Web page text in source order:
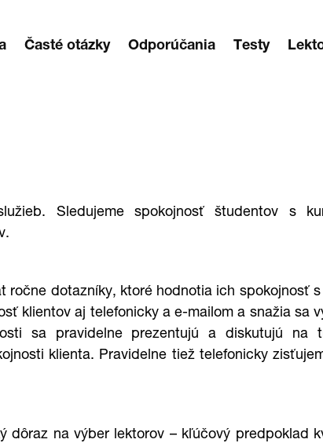
Časté otázky Odporúčania Testy
Sledujeme spokojnosť študentov s
dotazníky, ktoré hodnotia ich spokojnosť
klientov aj telefonicky a e-mailom a snažia sa
sa pravidelne prezentujú a diskutujú na
klienta. Pravidelne tiež telefonicky
dôraz na výber lektorov – kľúčový predpoklad